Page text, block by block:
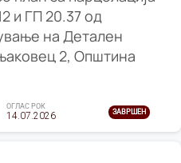
и ГП 20.37 од
на Детален
2, Општина
ОГЛАС РОК
14.07.2026 ЗАВРШЕН